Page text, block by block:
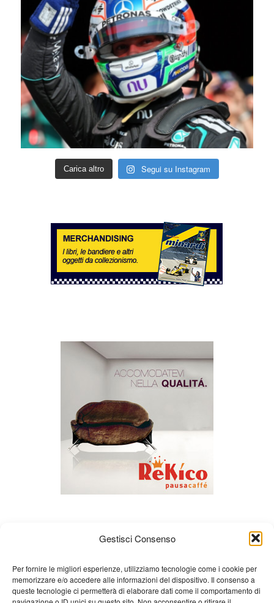
Gestisci Consenso
Per fornire le migliori esperienze, utilizziamo tecnologie come i cookie per
memorizzare e/o accedere alle informazioni del dispositivo. Il consenso a
queste tecnologie ci permetterà di elaborare dati come il comportamento di
Carica altro Segui su Instagram
Chi siamo Gian Carlo Minardi Gear